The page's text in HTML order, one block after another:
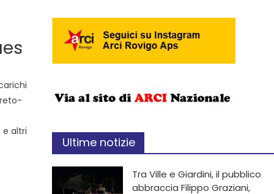
e altri
Ultime notizie
Tra Ville e Giardini, il pubblico
abbraccia Filippo Graziani,